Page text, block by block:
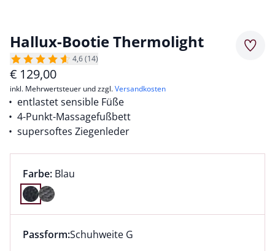
Hallux-Bootie Thermolight
4,6 (14)
€ 129,00
inkl. Mehrwertsteuer und zzgl.Versandkosten
entlastet sensible Füße
4-Punkt-Massagefußbett
supersoftes Ziegenleder
Farbauswahl:
Farbe: aktuell ausgewählt:
Blau
Farbe Blau ausgewählt
Dieser Artikel hat die Passform Schuhweite G. für
Passform:Schuhweite G